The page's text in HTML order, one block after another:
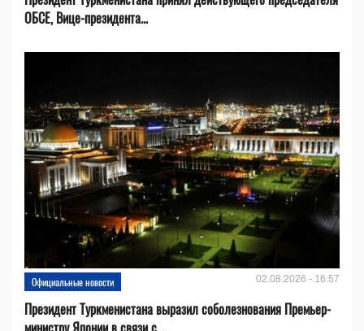
ОБСЕ, Вице-президента...
Официальные новости 02.08.2026 - 16:57
Президент Туркменистана выразил соболезнования Премьер-